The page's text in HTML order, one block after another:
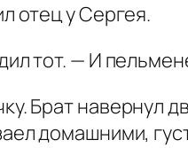
отец у Сергея.
тот. — И
Брат навернул
домашними,